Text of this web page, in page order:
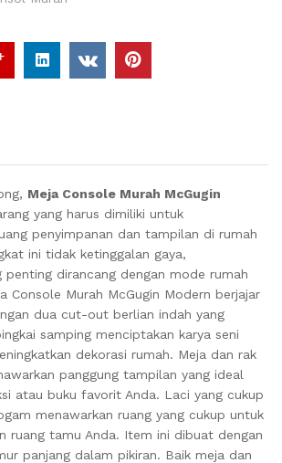
Meja Console Murah McGugin
yang harus dimiliki untuk
penyimpanan dan tampilan di rumah
ini tidak ketinggalan gaya,
penting dirancang dengan mode rumah
Console Murah McGugin Modern berjajar
dua cut-out berlian indah yang
samping menciptakan karya seni
dekorasi rumah. Meja dan rak
panggung tampilan yang ideal
atau buku favorit Anda. Laci yang cukup
menawarkan ruang yang cukup untuk
ruang tamu Anda. Item ini dibuat dengan
panjang dalam pikiran. Baik meja dan